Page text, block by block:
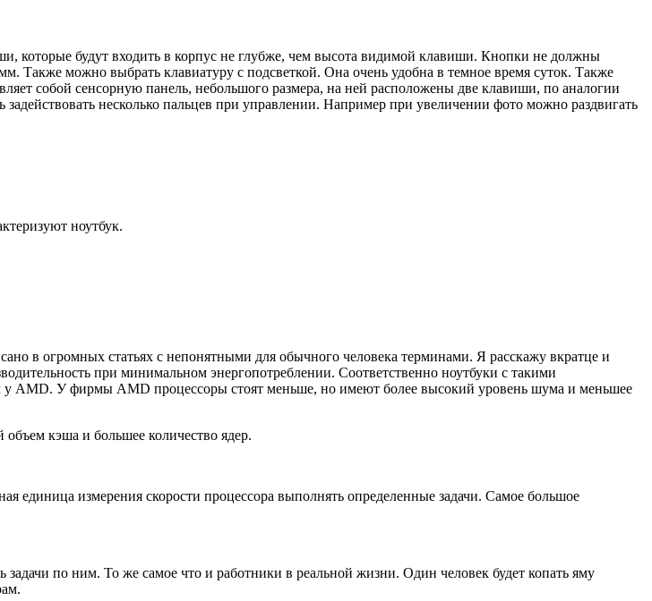
которые будут входить в корпус не глубже, чем высота видимой клавиши. Кнопки не должны
Также можно выбрать клавиатуру с подсветкой. Она очень удобна в темное время суток. Также
собой сенсорную панель, небольшого размера, на ней расположены две клавиши, по аналогии
несколько пальцев при управлении. Например при увеличении фото можно раздвигать
ноутбук.
в огромных статьях с непонятными для обычного человека терминами. Я расскажу вкратце и
при минимальном энергопотреблении. Соответственно ноутбуки с такими
у AMD. У фирмы AMD процессоры стоят меньше, но имеют более высокий уровень шума и меньшее
кэша и большее количество ядер.
единица измерения скорости процессора выполнять определенные задачи. Самое большое
по ним. То же самое что и работники в реальной жизни. Один человек будет копать яму